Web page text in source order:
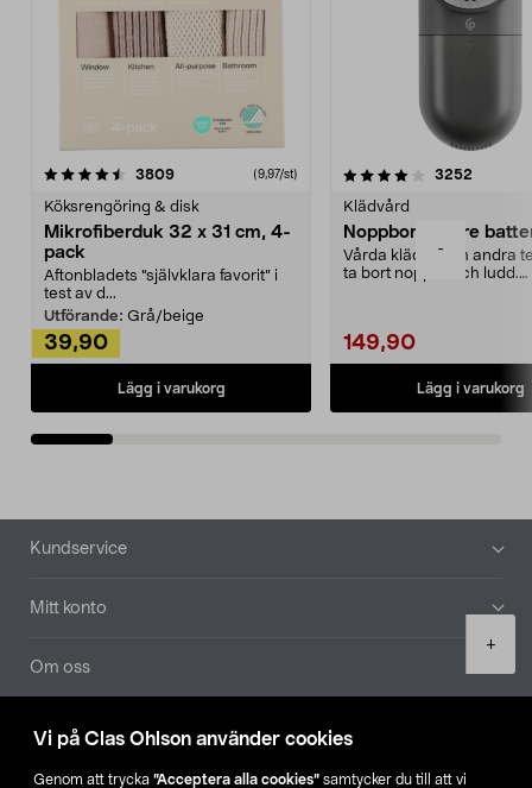
Vi på Clas Ohlson använder cookies
Genom att trycka ”Acceptera alla cookies” samtycker du till att vi
-
+
3809recensioner (9,97/st)
Köksrengöring & disk
Mikrofiberduk 32 x 31 cm, 4-
pack
Aftonbladets "självklara favorit” i
test av d...
Utförande: Grå/beige
39,90
Lägg i varukorg
4.0av 5 stjärnor 3252
Klädvård
Noppborttagare
Vårda kläder och andra
ta bort noppor och ludd.
149,90
Lägg i varukorg
4.5av 5 stjärnor
Sidfot
Kundservice
Mitt konto
Om oss
Aktuellt